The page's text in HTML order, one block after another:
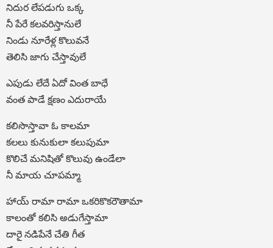
నిదుర లేపడుగు ఒక్క
నీ పేరే కలవరిస్తానులే
నిండు నూరేళ్ల కొలువనే
తెలిసి జాగు చేస్తావులే
ఎపుడు లేదే ఏదో వింత బాధే
వంత పాడే క్షణం ఎదురాయే
కలిసొస్తావా ఓ కాలమా
కలలు కునుకులా కలుపుమా
కొలిచే మనిషితో కొలువు ఉండేలా
నీ మాయ చూపమ్మా
హాయ్ రామా రామా ఒకరికొకరౌతామా
కాలంతో కలిసి అడుగేస్తామా
దారై నడిపేనే చేతి గీత